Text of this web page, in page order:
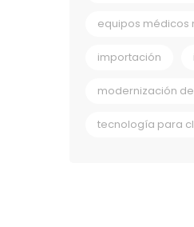
equipos médicos
importación
modernización
tecnología para